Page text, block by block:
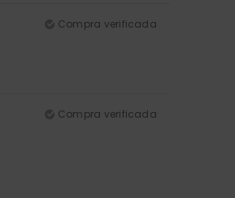
Compra verificada
Compra verificada